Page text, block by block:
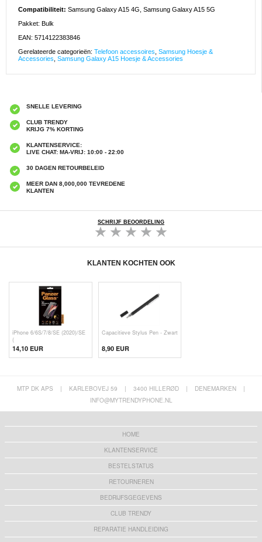
Compatibiliteit: Samsung Galaxy A15 4G, Samsung Galaxy A15 5G
Pakket: Bulk
EAN: 5714122383846
Gerelateerde categorieën: Telefoon accessoires Samsung Hoesje &
Accessories Samsung Galaxy A15 Hoesje & Accessories
SNELLE LEVERING
CLUB TRENDY
KRIJG 7% KORTING
KLANTENSERVICE:
LIVE CHAT: MA-VRIJ: 10:00 - 22:00
30 DAGEN RETOURBELEID
MEER DAN 8,000,000 TEVREDENE
KLANTEN
SCHRIJF BEOORDELING
KLANTEN KOCHTEN OOK
iPhone 6/6S/7/8/SE (2020)/SE
(
14,10 EUR
Capacitieve Stylus Pen - Zwart
8,90 EUR
MTP DK APS | KARLEBOVEJ 59 | 3400 HILLERØD | DENEMARKEN
|
INFO@MYTRENDYPHONE.NL
HOME
KLANTENSERVICE
BESTELSTATUS
RETOURNEREN
BEDRIJFSGEGEVENS
CLUB TRENDY
REPARATIE HANDLEIDING